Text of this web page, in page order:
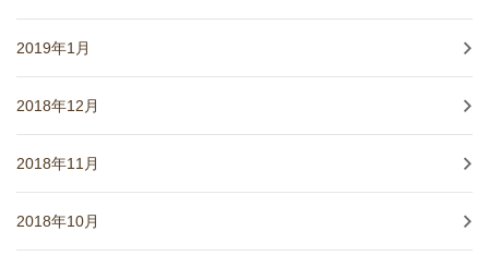
2019年1月
2018年12月
2018年11月
2018年10月